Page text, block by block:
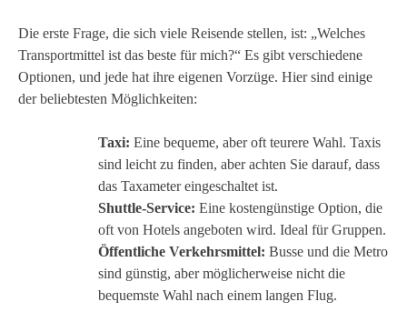
Die erste Frage, die sich viele Reisende stellen, ist: „Welches
Transportmittel ist das beste für mich?“ Es gibt verschiedene
Optionen, und jede hat ihre eigenen Vorzüge. Hier sind einige
der beliebtesten Möglichkeiten:
Taxi: Eine bequeme, aber oft teurere Wahl. Taxis
sind leicht zu finden, aber achten Sie darauf, dass
das Taxameter eingeschaltet ist.
Shuttle-Service: Eine kostengünstige Option, die
oft von Hotels angeboten wird. Ideal für Gruppen.
Öffentliche Verkehrsmittel: Busse und die Metro
sind günstig, aber möglicherweise nicht die
bequemste Wahl nach einem langen Flug.